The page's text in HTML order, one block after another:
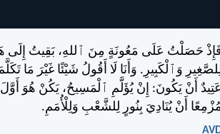
حَصَلْتُ عَلَى مَعُونَةٍ مِنَ ٱللهِ، بَقِيتُ إِلَى
وَٱلْكَبِيرِ. وَأَنَا لَا أَقُولُ شَيْئًا غَيْرَ مَا
عَتِيدٌ أَنْ يَكُونَ: إِنْ يُؤَلَّمِ ٱلْمَسِيحُ، يَكُنْ هُوَ أَوَّلَ
أَنْ يُنَادِيَ بِنُورٍ لِلشَّعْبِ وَلِلْأُمَمِ.